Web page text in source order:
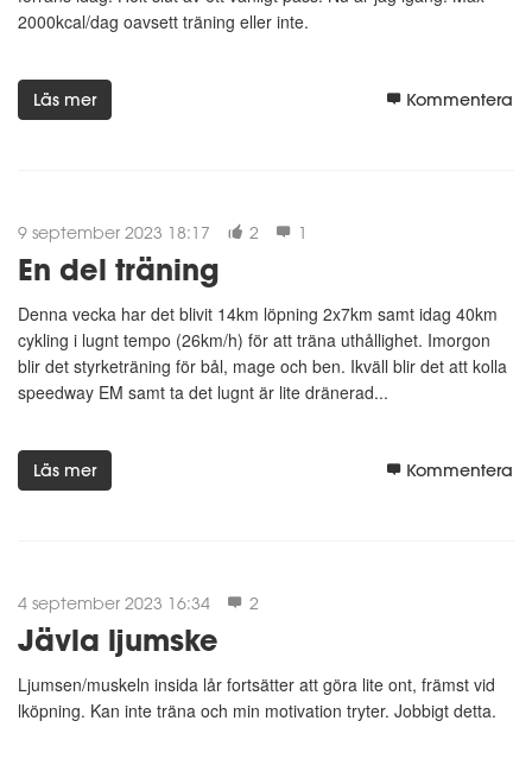
2000kcal/dag oavsett träning eller inte.
Läs mer Kommentera
9 september 2023 18:17 2 1
En del träning
Denna vecka har det blivit 14km löpning 2x7km samt idag 40km
cykling i lugnt tempo (26km/h) för att träna uthållighet. Imorgon
blir det styrketräning för bål, mage och ben. Ikväll blir det att kolla
speedway EM samt ta det lugnt är lite dränerad...
Läs mer Kommentera
4 september 2023 16:34 2
Jävla ljumske
Ljumsen/muskeln insida lår fortsätter att göra lite ont, främst vid
lköpning. Kan inte träna och min motivation tryter. Jobbigt detta.